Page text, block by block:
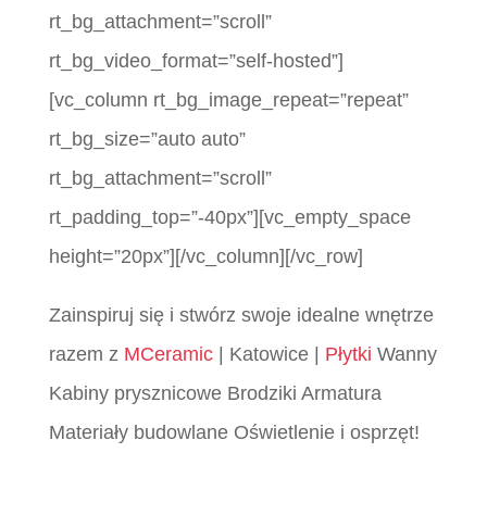
rt_bg_attachment=”scroll”
rt_bg_video_format=”self-hosted”]
[vc_column rt_bg_image_repeat=”repeat”
rt_bg_size=”auto auto”
rt_bg_attachment=”scroll”
rt_padding_top=”-40px”][vc_empty_space
height=”20px”][/vc_column][/vc_row]
Zainspiruj się i stwórz swoje idealne wnętrze
razem z MCeramic| Katowice | Płytki Wanny
Kabiny prysznicowe Brodziki Armatura
Materiały budowlane Oświetlenie i osprzęt!